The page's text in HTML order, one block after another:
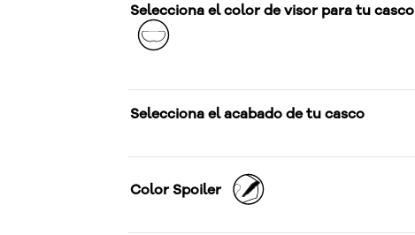
Selecciona el color de visor para tu casco
Selecciona el acabado de tu casco
Color Spoiler